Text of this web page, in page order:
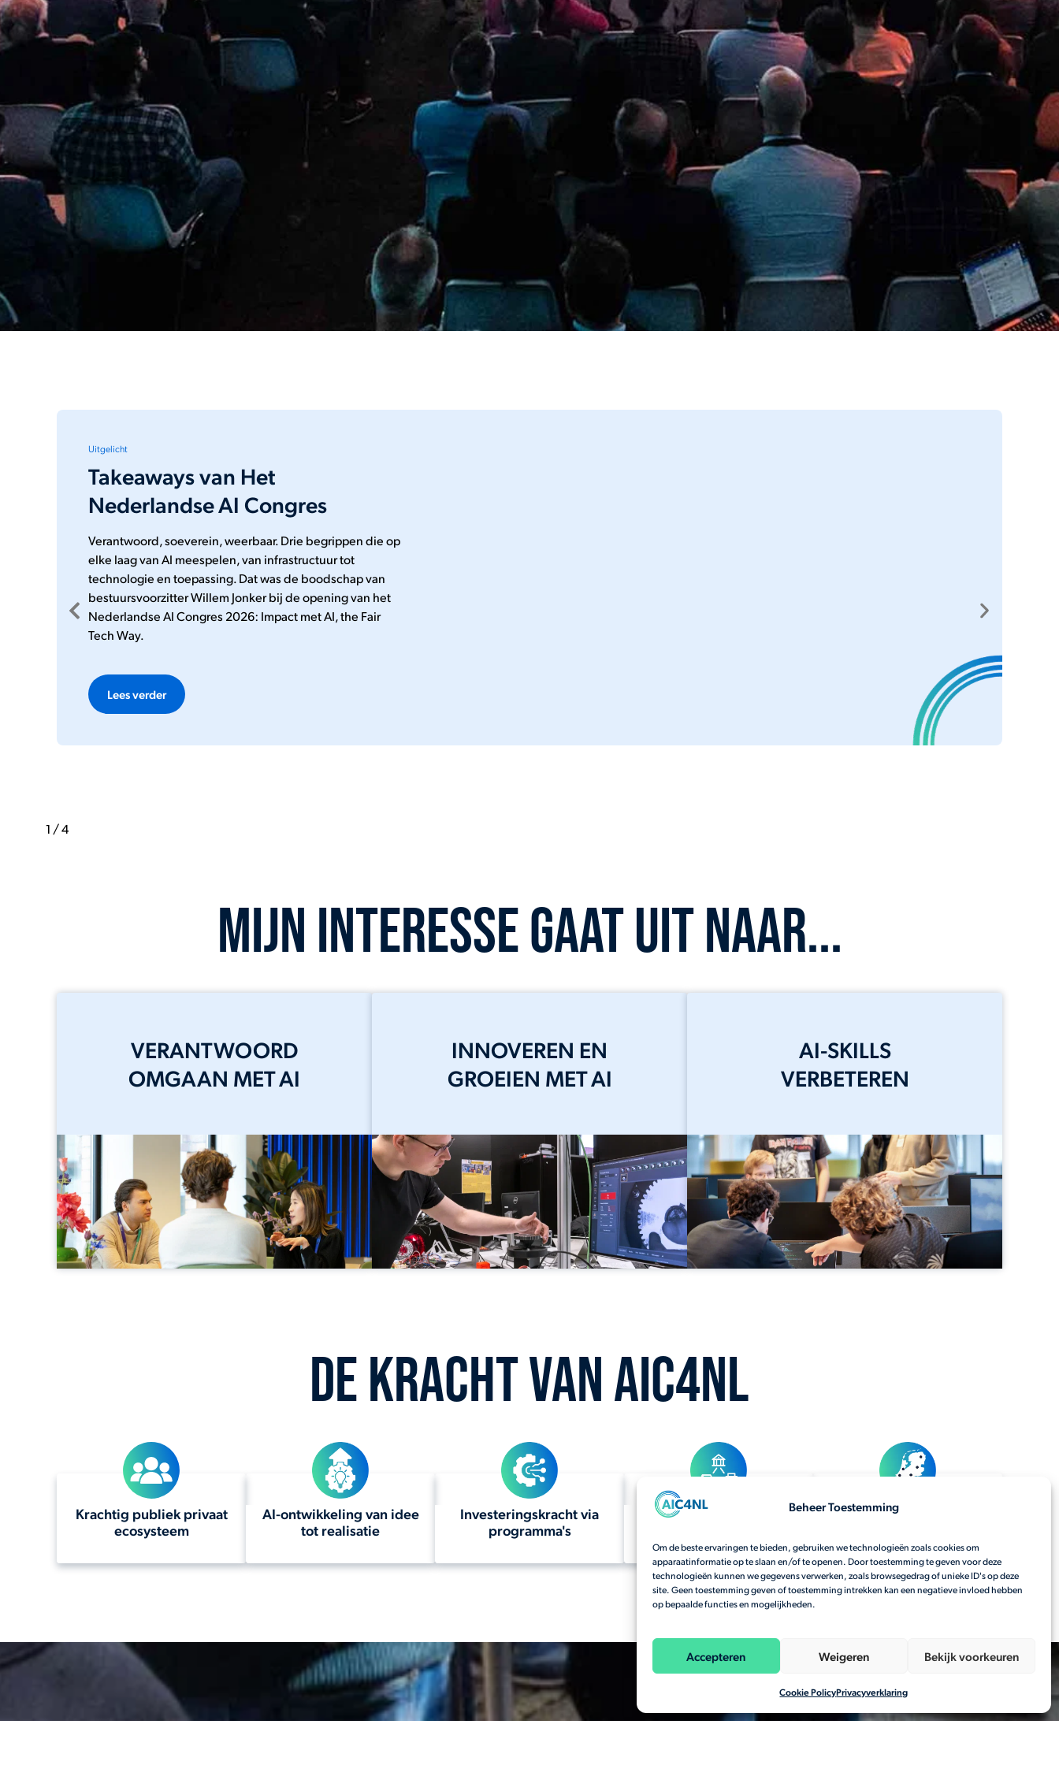
Beheer Toestemming
Om de beste ervaringen te bieden, gebruiken we technologieën zoals cookies om
apparaatinformatie op te slaan en/of te openen. Door toestemming te geven voor deze
technologieën kunnen we gegevens verwerken, zoals browsegedrag of unieke ID's op deze
site. Geen toestemming geven of toestemming intrekken kan een negatieve invloed hebben
op bepaalde functies en mogelijkheden.
Accepteren Weigeren Bekijk voorkeuren
Cookie PolicyPrivacyverklaring
Uitgelicht
Update Nederlandse AI-fabriek:
vraag nu al Europese rekentijd
aan
De compute faciliteit van de Nederlandse AI-Fabriek
opent over ruim een jaar zijn deuren. Stilzitten in de
tussentijd hoeft echter niet. Nederland hoort nu bij het
Europese EuroHPC-netwerk, dit betekent dat
Nederlandse bedrijven en onderzoekers projecten
in Europa gebruiken, zoals in Finland of Italië.
Lees verder
2 /4
Mijn interesse gaat uit naar...
VERANTWOORD
OMGAAN MET AI
INNOVEREN EN
GROEIEN MET AI
AI-SKILLS
VERBETEREN
De kracht van AIC4NL
Krachtig publiek privaat
ecosysteem
AI-ontwikkeling van idee
tot realisatie
Investeringskracht via
programma's
AI-expertise in
Regionaal netwerk met 7